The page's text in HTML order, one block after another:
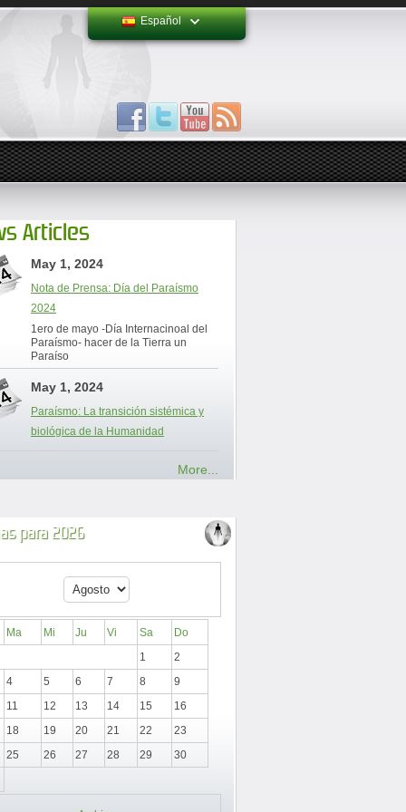
Español
Articles
May 1, 2024
Nota de Prensa: Día del Paraísmo
2024
1ero de mayo -Día Internacinoal del
Paraísmo- hacer de la Tierra un
Paraíso
May 1, 2024
Paraísmo: La transición sistémica y
biológica de la Humanidad
More...
para 2026
Ma Mi Ju Vi Sa
Do
1
2
4 5 6 7 8
9
11 12 13 14 15
16
18 19 20 21 22
23
25 26 27 28 29
30